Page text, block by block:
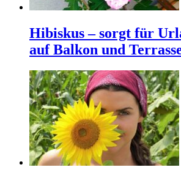
Hibiskus – sorgt für
auf Balkon und